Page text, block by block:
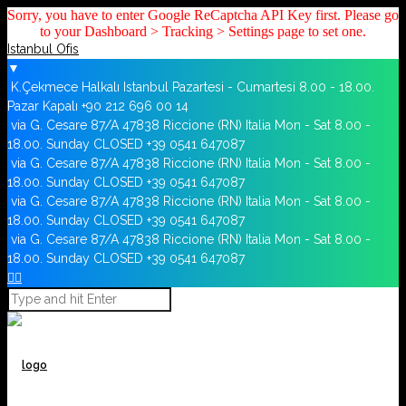
Sorry, you have to enter Google ReCaptcha API Key first. Please go
to your Dashboard > Tracking > Settings page to set one.
Istanbul Ofis
▼
K.Çekmece Halkalı Istanbul
Pazartesi - Cumartesi 8.00 - 18.00.
Pazar Kapalı +90 212 696 00 14
via G. Cesare 87/A 47838 Riccione (RN) Italia Mon - Sat 8.00 -
18.00. Sunday CLOSED +39 0541 647087
via G. Cesare 87/A 47838 Riccione (RN) Italia Mon - Sat 8.00 -
18.00. Sunday CLOSED +39 0541 647087
via G. Cesare 87/A 47838 Riccione (RN) Italia Mon - Sat 8.00 -
18.00. Sunday CLOSED +39 0541 647087
via G. Cesare 87/A 47838 Riccione (RN) Italia Mon - Sat 8.00 -
18.00. Sunday CLOSED +39 0541 647087
